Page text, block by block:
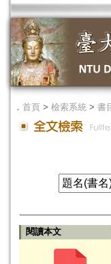
． 首頁 > 檢索系統 > 書
閱讀本文